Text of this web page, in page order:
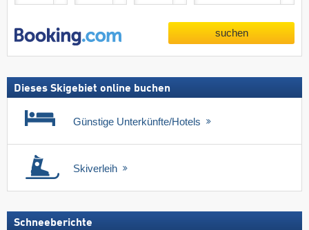
suchen
Dieses Skigebiet online buchen
Günstige Unterkünfte/Hotels
Skiverleih
Schneeberichte